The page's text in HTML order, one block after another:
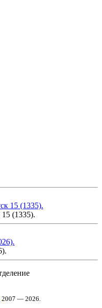
(1335).
2007 — 2026.